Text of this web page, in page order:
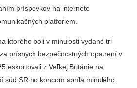
príspevkov na internete
platforiem.
ktorého boli v minulosti vydané tri
prísnych bezpečnostných opatrení v
eskortovali z Veľkej Británie na
súd SR ho koncom apríla minulého